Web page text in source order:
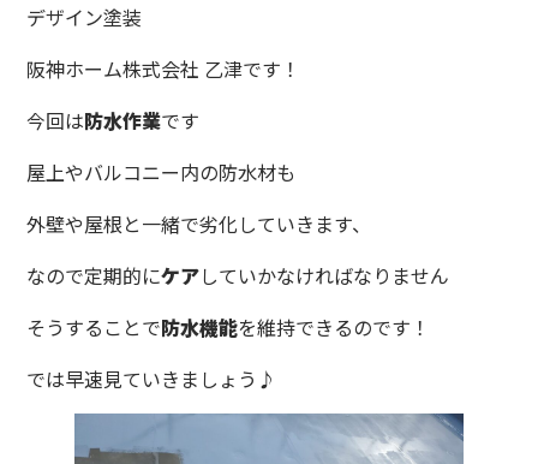
デザイン塗装
阪神ホーム株式会社 乙津です！
今回は防水作業です
屋上やバルコニー内の防水材も
外壁や屋根と一緒で劣化していきます、
なので定期的にケアしていかなければなりません
そうすることで防水機能を維持できるのです！
では早速見ていきましょう♪